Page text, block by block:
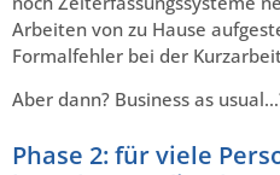
Arbeiten von zu Hause
Formalfehler bei der
Aber dann? Business as
Phase 2: für viele